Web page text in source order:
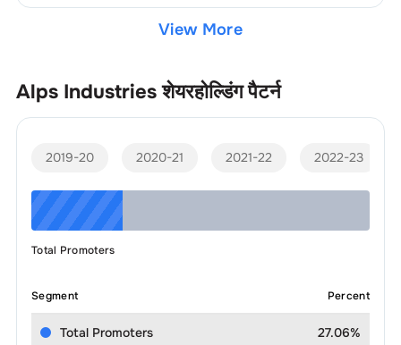
View More
Alps Industries शेयरहोल्डिंग पैटर्न
2019-20 2020-21 2021-22 2022-23
Total Promoters
Segment Percent
Total Promoters 27.06%